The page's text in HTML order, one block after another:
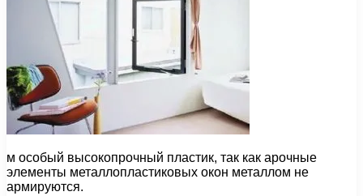
м особый высокопрочный пластик, так как арочные
элементы металлопластиковых окон металлом не
армируются.